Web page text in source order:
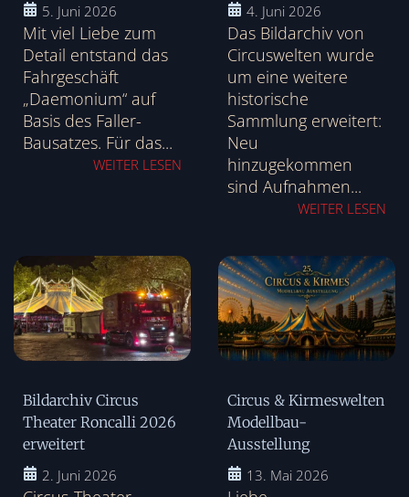
5. Juni 2026
Mit viel Liebe zum
Detail entstand das
Fahrgeschäft
„Daemonium“ auf
Basis des Faller-
Bausatzes. Für das...
WEITER LESEN
4. Juni 2026
Das Bildarchiv von
Circuswelten wurde
um eine weitere
historische
Sammlung erweitert:
Neu
hinzugekommen
sind Aufnahmen...
WEITER LESEN
Bildarchiv Circus
Theater Roncalli 2026
erweitert
2. Juni 2026
Circus & Kirmeswelten
Modellbau-
Ausstellung
13. Mai 2026